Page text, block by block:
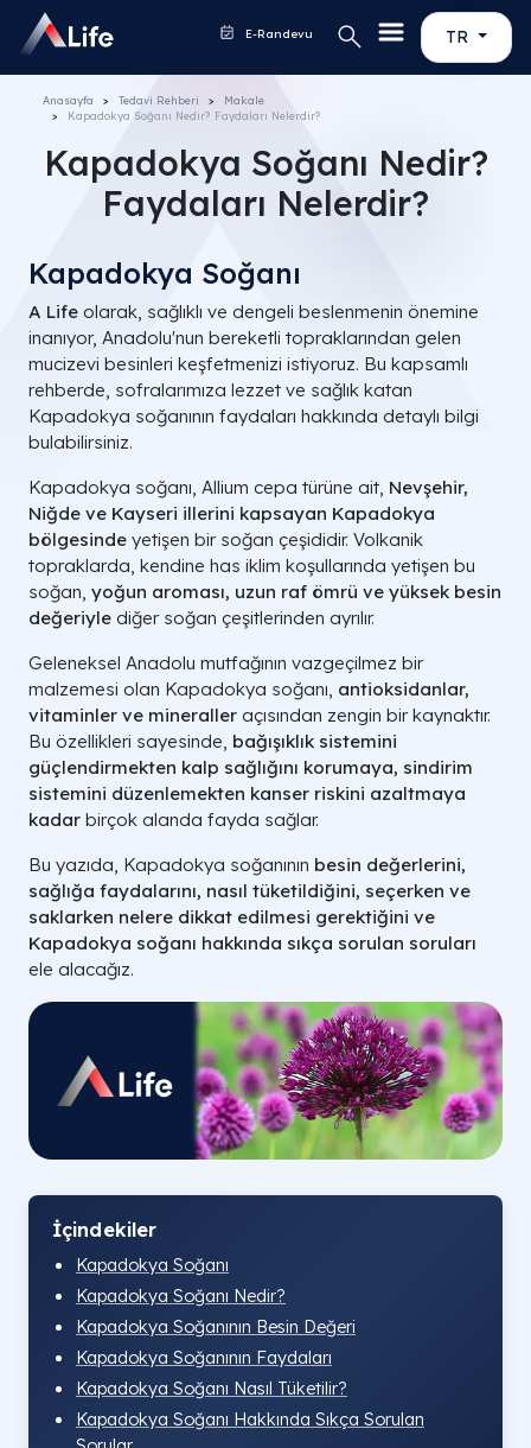
TR
E-Randevu
Anasayfa Tedavi Rehberi
Makale
Kapadokya Soğanı Nedir? Faydaları Nelerdir?
Kapadokya Soğanı Nedir?
Faydaları Nelerdir?
Kapadokya Soğanı
A Life olarak, sağlıklı ve dengeli beslenmenin önemine
inanıyor, Anadolu'nun bereketli topraklarından gelen
mucizevi besinleri keşfetmenizi istiyoruz. Bu kapsamlı
rehberde, sofralarımıza lezzet ve sağlık katan
Kapadokya soğanının faydaları hakkında detaylı bilgi
bulabilirsiniz.
Kapadokya soğanı, Allium cepa türüne ait, Nevşehir,
Niğde ve Kayseri illerini kapsayan Kapadokya
bölgesinde yetişen bir soğan çeşididir. Volkanik
topraklarda, kendine has iklim koşullarında yetişen bu
soğan, yoğun aroması, uzun raf ömrü ve yüksek besin
değeriyle diğer soğan çeşitlerinden ayrılır.
Geleneksel Anadolu mutfağının vazgeçilmez bir
malzemesi olan Kapadokya soğanı, antioksidanlar,
vitaminler ve mineraller açısından zengin bir kaynaktır.
Bu özellikleri sayesinde, bağışıklık sistemini
güçlendirmekten kalp sağlığını korumaya, sindirim
sistemini düzenlemekten kanser riskini azaltmaya
kadar birçok alanda fayda sağlar.
Bu yazıda, Kapadokya soğanının besin değerlerini,
sağlığa faydalarını, nasıl tüketildiğini, seçerken ve
saklarken nelere dikkat edilmesi gerektiğini ve
Kapadokya soğanı hakkında sıkça sorulan soruları
ele alacağız.
İçindekiler
Kapadokya Soğanı
Kapadokya Soğanı Nedir?
Kapadokya Soğanının Besin Değeri
Kapadokya Soğanının Faydaları
Kapadokya Soğanı Nasıl Tüketilir?
Kapadokya Soğanı Hakkında Sıkça Sorulan